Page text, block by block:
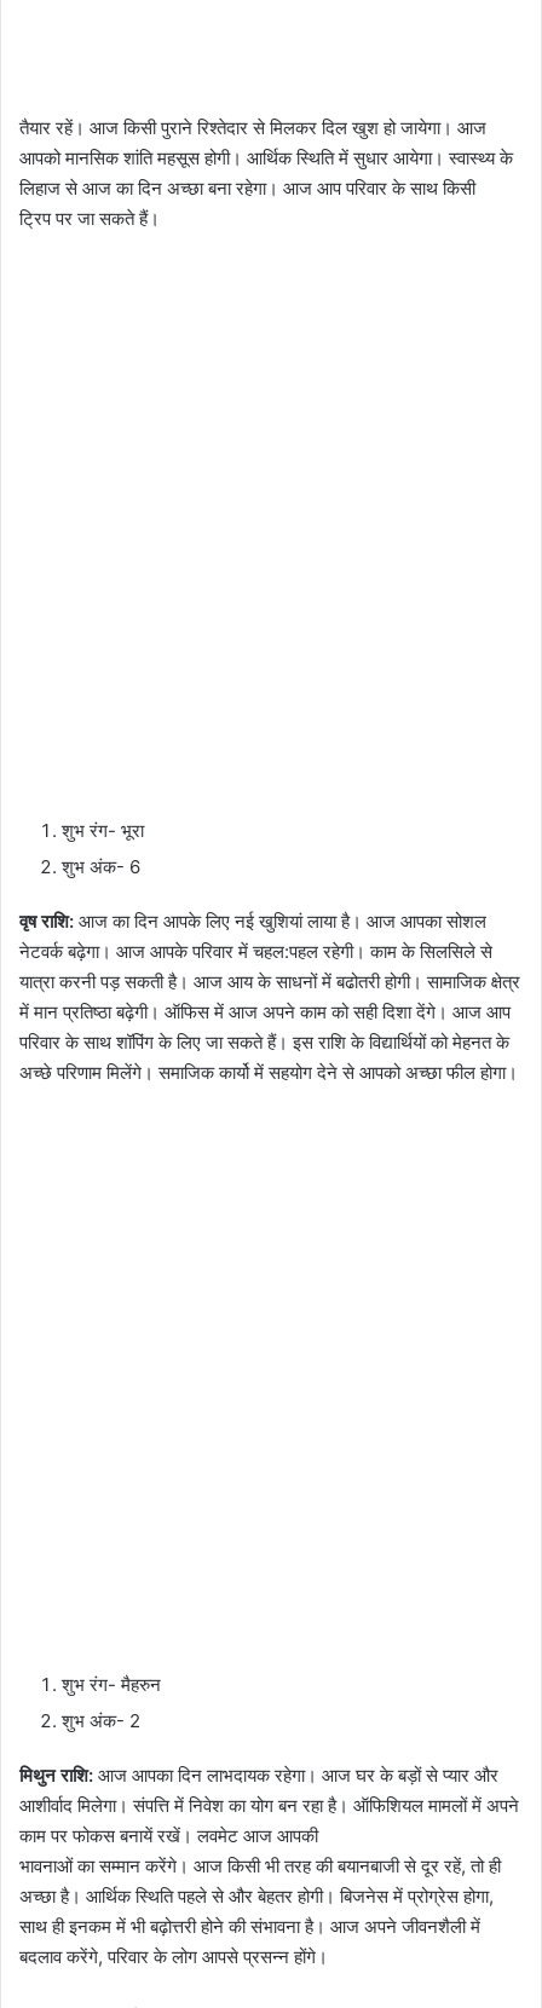
तैयार रहें। आज किसी पुराने रिश्तेदार से मिलकर दिल खुश हो जायेगा। आज
आपको मानसिक शांति महसूस होगी। आर्थिक स्थिति में सुधार आयेगा। स्वास्थ्य के
लिहाज से आज का दिन अच्छा बना रहेगा। आज आप परिवार के साथ किसी
ट्रिप पर जा सकते हैं।
शुभ रंग- भूरा
शुभ अंक- 6
वृष राशि: आज का दिन आपके लिए नई खुशियां लाया है। आज आपका सोशल
नेटवर्क बढ़ेगा। आज आपके परिवार में चहल:पहल रहेगी। काम के सिलसिले से
यात्रा करनी पड़ सकती है। आज आय के साधनों में बढोतरी होगी। सामाजिक क्षेत्र
में मान प्रतिष्ठा बढ़ेगी। ऑफिस में आज अपने काम को सही दिशा देंगे। आज आप
परिवार के साथ शॉपिंग के लिए जा सकते हैं। इस राशि के विद्यार्थियों को मेहनत के
अच्छे परिणाम मिलेंगे। समाजिक कार्यो में सहयोग देने से आपको अच्छा फील होगा।
शुभ रंग- मैहरुन
शुभ अंक- 2
मिथुन राशि: आज आपका दिन लाभदायक रहेगा। आज घर के बड़ों से प्यार और
आशीर्वाद मिलेगा। संपत्ति में निवेश का योग बन रहा है। ऑफिशियल मामलों में अपने
काम पर फोकस बनायें रखें। लवमेट आज आपकी
भावनाओं का सम्मान करेंगे। आज किसी भी तरह की बयानबाजी से दूर रहें, तो ही
अच्छा है। आर्थिक स्थिति पहले से और बेहतर होगी। बिजनेस में प्रोग्रेस होगा,
साथ ही इनकम में भी बढ़ोत्तरी होने की संभावना है। आज अपने जीवनशैली में
बदलाव करेंगे, परिवार के लोग आपसे प्रसन्न होंगे।